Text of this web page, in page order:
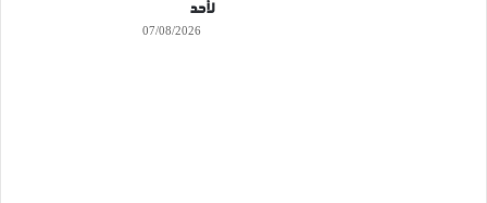
لأحد
07/08/2026